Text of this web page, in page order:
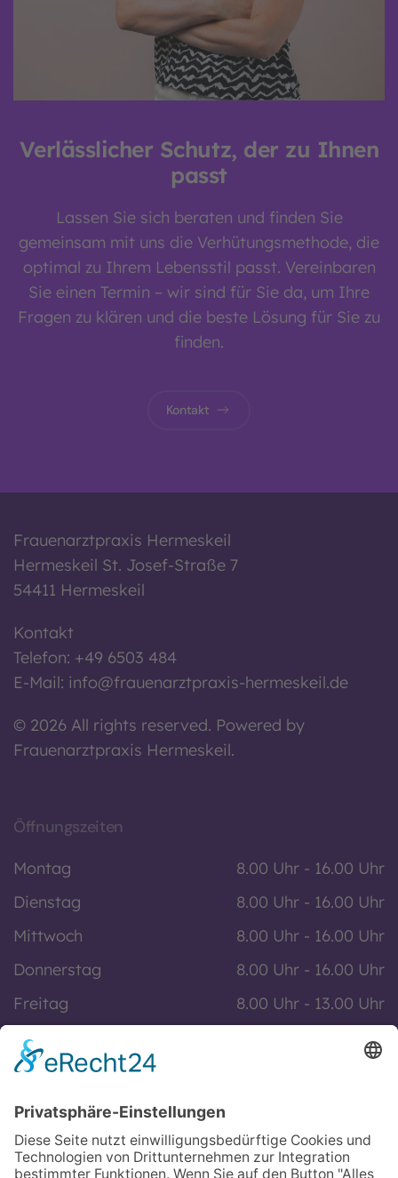
Verlässlicher Schutz, der zu Ihnen
passt
Lassen Sie sich beraten und finden Sie
gemeinsam mit uns die Verhütungsmethode, die
optimal zu Ihrem Lebensstil passt. Vereinbaren
Sie einen Termin – wir sind für Sie da, um Ihre
Fragen zu klären und die beste Lösung für Sie zu
finden.
Kontakt
Frauenarztpraxis Hermeskeil
Hermeskeil St. Josef-Straße 7
54411 Hermeskeil
Kontakt
Telefon: +49 6503 484
E-Mail: info@frauenarztpraxis-hermeskeil.de
© 2026 All rights reserved. Powered by
Frauenarztpraxis Hermeskeil.
Öffnungszeiten
Montag
8.00 Uhr - 16.00 Uhr
Dienstag
8.00 Uhr - 16.00 Uhr
Mittwoch
8.00 Uhr - 16.00 Uhr
Donnerstag
8.00 Uhr - 16.00 Uhr
Freitag
8.00 Uhr - 13.00 Uhr
Und nach Vereinbarung
Zusätzlich regelmäßig Samstagssprechstunde
Informationen
Impressum